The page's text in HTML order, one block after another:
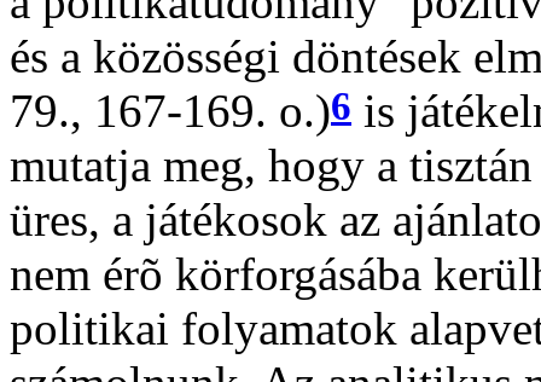
és a közösségi döntések
79., 167-169. o.)6 is
mutatja meg, hogy a
üres, a játékosok az
nem érõ körforgásába
politikai folyamatok